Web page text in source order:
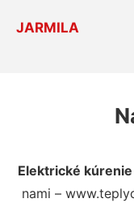
JARMILA
Elektrické
nami –